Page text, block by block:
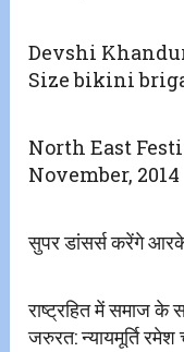
Devshi
Size bikini
North East
November, 2014
सुपर डांसर्स करेंगे आरके
राष्ट्रहित में समाज के
जरुरत: न्यायमूर्ति रमेश